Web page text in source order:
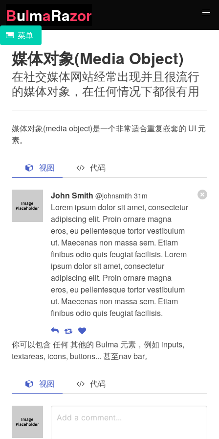
BulmaRazor
菜单
媒体对象(Media Object)
在社交媒体网站经常出现并且很流行
的媒体对象，在任何情况下都很有用
媒体对象(media object)是一个非常适合重复嵌套的 UI 元
素。
视图 代码
John Smith @johnsmith 31m
Lorem ipsum dolor sit amet, consectetur
adipiscing elit. Proin ornare magna
eros, eu pellentesque tortor vestibulum
ut. Maecenas non massa sem. Etiam
finibus odio quis feugiat facilisis. Lorem
ipsum dolor sit amet, consectetur
adipiscing elit. Proin ornare magna
eros, eu pellentesque tortor vestibulum
ut. Maecenas non massa sem. Etiam
finibus odio quis feugiat facilisis.
你可以包含 任何 其他的 Bulma 元素，例如 inputs,
textareas, icons, buttons... 甚至nav bar。
视图 代码